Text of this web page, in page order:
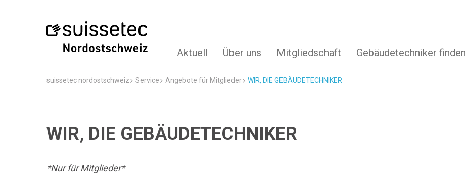
Aktuell Über uns Mitgliedschaft Gebäudetechniker finden
suissetec nordostschweiz Service Angebote für Mitglieder WIR, DIE GEBÄUDETECHNIKER
WIR, DIE GEBÄUDETECHNIKER
*Nur für Mitglieder*